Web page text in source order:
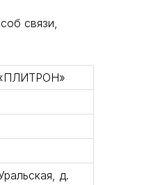
связи,
д.